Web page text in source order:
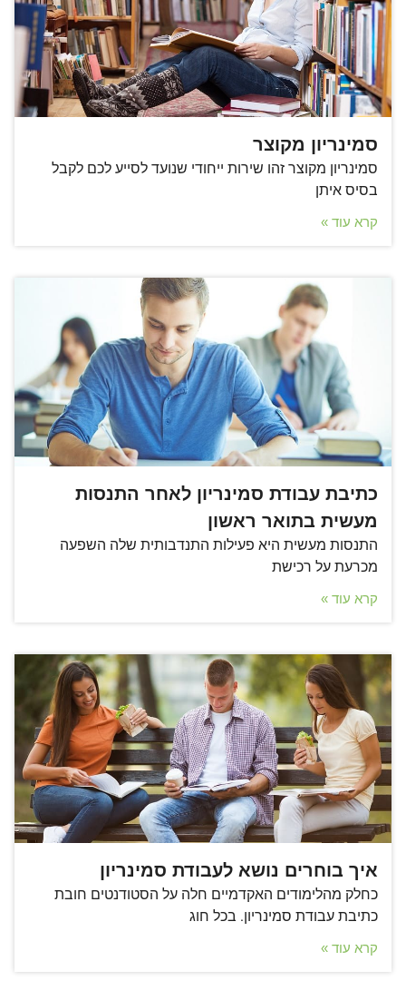
סמינריון מקוצר
סמינריון מקוצר זהו שירות ייחודי שנועד לסייע לכם לקבל
בסיס איתן
קרא עוד »
כתיבת עבודת סמינריון לאחר התנסות
מעשית בתואר ראשון
התנסות מעשית היא פעילות התנדבותית שלה השפעה
מכרעת על רכישת
קרא עוד »
איך בוחרים נושא לעבודת סמינריון
כחלק מהלימודים האקדמיים חלה על הסטודנטים חובת
כתיבת עבודת סמינריון. בכל חוג
קרא עוד »